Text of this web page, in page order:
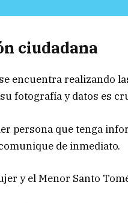
ciudadana
encuentra realizando
fotografía y datos es
persona que tenga
de inmediato.
y el Menor Santo